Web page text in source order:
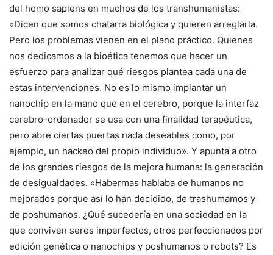
del homo sapiens en muchos de los transhumanistas:
«Dicen que somos chatarra biológica y quieren arreglarla.
Pero los problemas vienen en el plano práctico. Quienes
nos dedicamos a la bioética tenemos que hacer un
esfuerzo para analizar qué riesgos plantea cada una de
estas intervenciones. No es lo mismo implantar un
nanochip en la mano que en el cerebro, porque la interfaz
cerebro-ordenador se usa con una finalidad terapéutica,
pero abre ciertas puertas nada deseables como, por
ejemplo, un hackeo del propio individuo». Y apunta a otro
de los grandes riesgos de la mejora humana: la generación
de desigualdades. «Habermas hablaba de humanos no
mejorados porque así lo han decidido, de trashumamos y
de poshumanos. ¿Qué sucedería en una sociedad en la
que conviven seres imperfectos, otros perfeccionados por
edición genética o nanochips y poshumanos o robots? Es